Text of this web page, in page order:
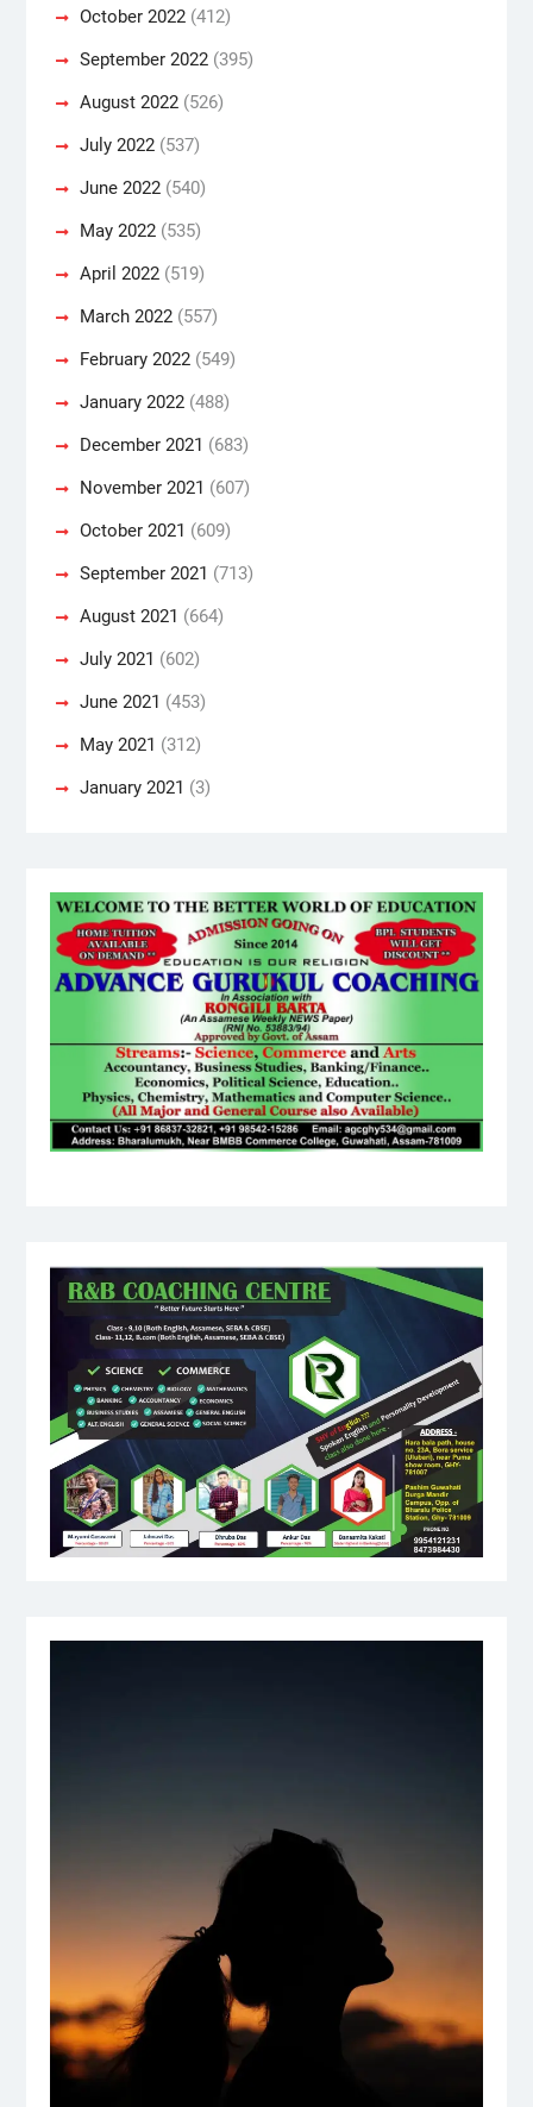
October 2022(412)
September 2022(395)
August 2022(526)
July 2022(537)
June 2022(540)
May 2022(535)
April 2022(519)
March 2022(557)
February 2022(549)
January 2022(488)
December 2021 (683)
November 2021 (607)
October 2021 (609)
September 2021 (713)
August 2021 (664)
July 2021 (602)
June 2021 (453)
May 2021 (312)
January 2021 (3)